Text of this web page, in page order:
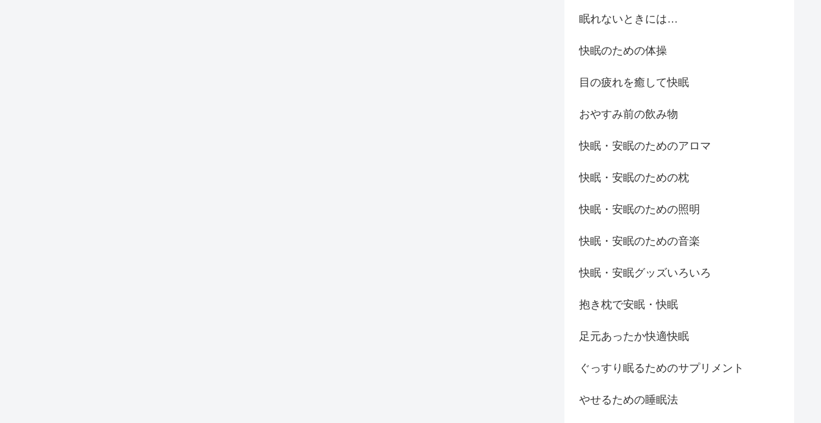
眠れないときには…
快眠のための体操
目の疲れを癒して快眠
おやすみ前の飲み物
快眠・安眠のためのアロマ
快眠・安眠のための枕
快眠・安眠のための照明
快眠・安眠のための音楽
快眠・安眠グッズいろいろ
抱き枕で安眠・快眠
足元あったか快適快眠
ぐっすり眠るためのサプリメント
やせるための睡眠法